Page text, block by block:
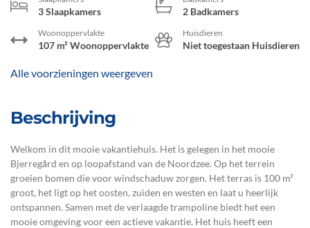
3 Slaapkamers 2 Badkamers
Woonoppervlakte
107 m² Woonoppervlakte
Huisdieren
Niet toegestaan Huisdieren
Alle voorzieningen weergeven
Beschrijving
Welkom in dit mooie vakantiehuis. Het is gelegen in het mooie
Bjerregård en op loopafstand van de Noordzee. Op het terrein
groeien bomen die voor windschaduw zorgen. Het terras is 100 m²
groot, het ligt op het oosten, zuiden en westen en laat u heerlijk
ontspannen. Samen met de verlaagde trampoline biedt het een
mooie omgeving voor een actieve vakantie. Het huis heeft een